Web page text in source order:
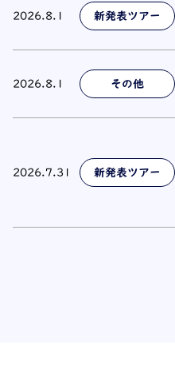
2026.8.1 新発表ツアー
2026.8.1 その他
2026.7.31 新発表ツアー